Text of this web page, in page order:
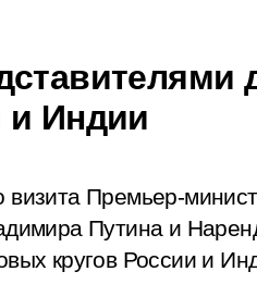
и Индии
визита Премьер-
Путина и
кругов России и